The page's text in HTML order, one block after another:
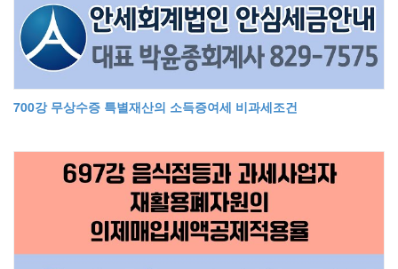
700강 무상수증 특별재산의 소득증여세 비과세조건